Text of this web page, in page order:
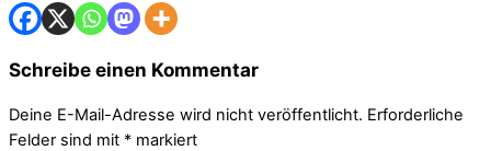
Schreibe einen Kommentar
Deine E-Mail-Adresse wird nicht veröffentlicht. Erforderliche
Felder sind mit * markiert